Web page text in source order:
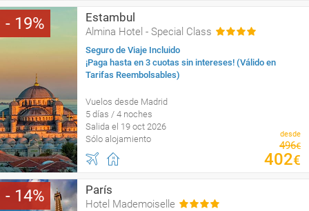
19 Estambul
Almina Hotel - Special Class
Seguro de Viaje Incluido
¡Paga hasta en 3 cuotas sin intereses! (Válido en
Tarifas Reembolsables)
Vuelos desde Madrid
5 días / 4 noches
Salida el 19 oct 2026
Sólo alojamiento
desde
496€
402€
14 París
Hotel Mademoiselle